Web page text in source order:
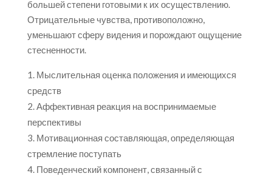
большей степени готовыми к их осуществлению.
Отрицательные чувства, противоположно,
уменьшают сферу видения и порождают ощущение
стесненности.
Мыслительная оценка положения и имеющихся
средств
Аффективная реакция на воспринимаемые
перспективы
Мотивационная составляющая, определяющая
стремление поступать
Поведенческий компонент, связанный с